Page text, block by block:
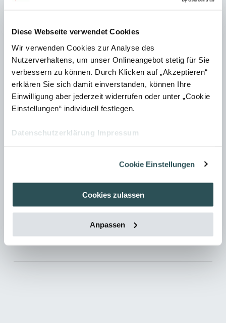
Diese Webseite verwendet Cookies
Wir verwenden Cookies zur Analyse des
Nutzerverhaltens, um unser Onlineangebot stetig für Sie
verbessern zu können. Durch Klicken auf „Akzeptieren“
erklären Sie sich damit einverstanden, können Ihre
Einwilligung aber jederzeit widerrufen oder unter „Cookie
Einstellungen“ individuell festlegen.
Datenschutzerklärung Impressum
Cookie Einstellungen
Cookies zulassen
Anpassen
Newsletter abonnieren
Abonnieren Sie unseren kothes Newsletter und Sie
NEWSLETTER ABONNIEREN